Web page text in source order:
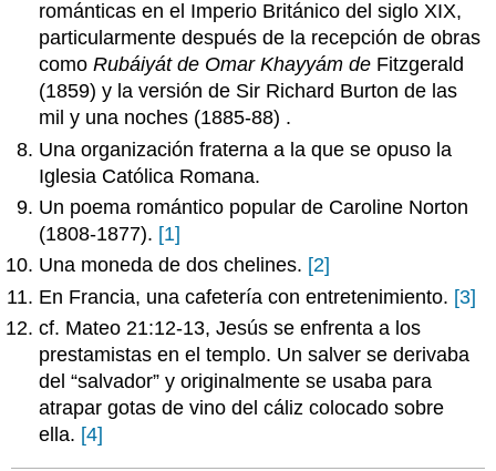
románticas en el Imperio Británico del siglo XIX,
particularmente después de la recepción de obras
comoRubáiyát de Omar Khayyám de Fitzgerald
(1859) y la versión de Sir Richard Burton de las
mil y una noches (1885-88) .
Una organización fraterna a la que se opuso la
Iglesia Católica Romana.
Un poema romántico popular de Caroline Norton
(1808-1877). [1]
Una moneda de dos chelines. [2]
En Francia, una cafetería con entretenimiento. [3]
cf. Mateo 21:12-13, Jesús se enfrenta a los
prestamistas en el templo. Un salver se derivaba
del “salvador” y originalmente se usaba para
atrapar gotas de vino del cáliz colocado sobre
ella. [4]